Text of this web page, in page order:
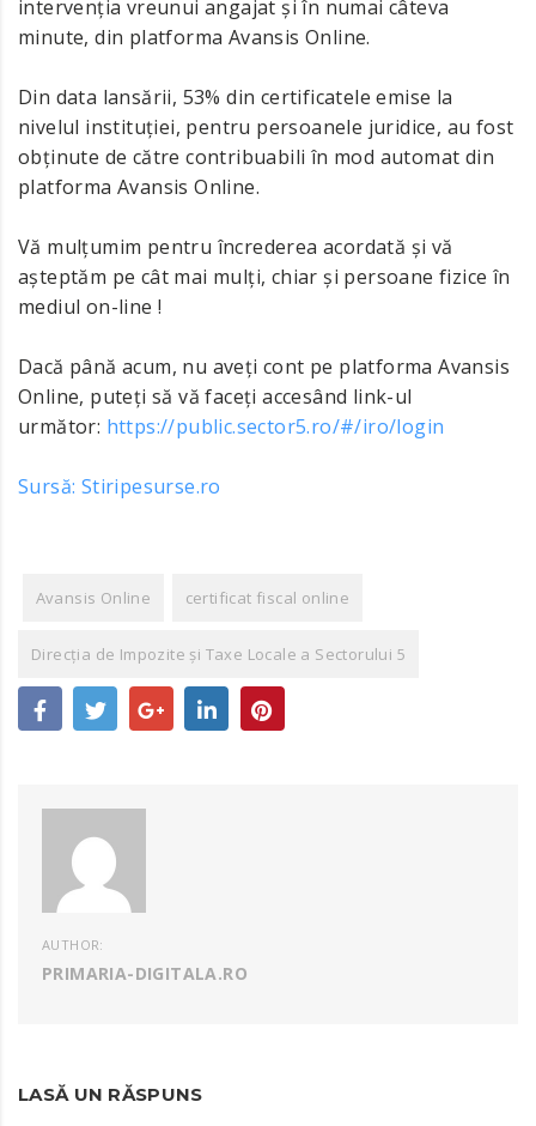
intervenția vreunui angajat și în numai câteva
minute, din platforma Avansis Online.
Din data lansării, 53% din certificatele emise la
nivelul instituției, pentru persoanele juridice, au fost
obținute de către contribuabili în mod automat din
platforma Avansis Online.
Vă mulțumim pentru încrederea acordată și vă
așteptăm pe cât mai mulți, chiar și persoane fizice în
mediul on-line !
Dacă până acum, nu aveți cont pe platforma Avansis
Online, puteți să vă faceți accesând link-ul
următor: https://public.sector5.ro/#/iro/login
Sursă: Stiripesurse.ro
Avansis Online certificat fiscal online
Direcția de Impozite și Taxe Locale a Sectorului 5
AUTHOR:
PRIMARIA-DIGITALA.RO
LASĂ UN RĂSPUNS